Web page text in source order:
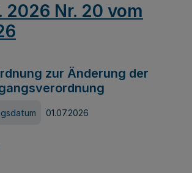
2026 Nr. 20 vom
zur Änderung der
01.07.2026